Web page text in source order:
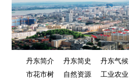
丹东简介 丹东简史 丹东气候
市花市树
自然资源 工业农业